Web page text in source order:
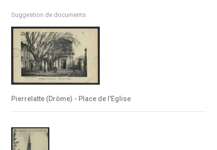
Suggestion de documents
Pierrelatte (Drôme) - Place de l'Eglise